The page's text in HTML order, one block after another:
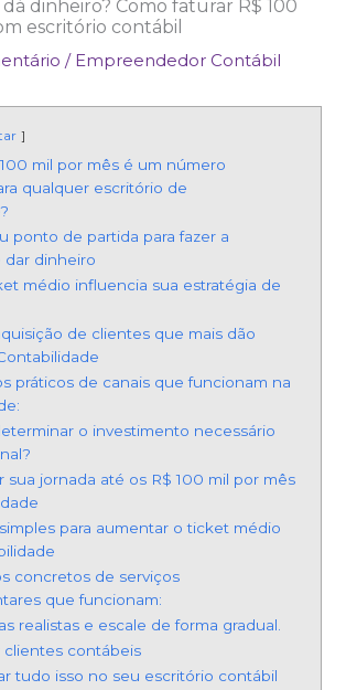
dinheiro? Como faturar R$ 100
escritório contábil
/ Empreendedor Contábil
mil por mês é um número
qualquer escritório de
ponto de partida para fazer a
dar dinheiro
médio influencia sua estratégia de
de clientes que mais dão
práticos de canais que funcionam na
o investimento necessário
sua jornada até os R$ 100 mil por mês
para aumentar o ticket médio
concretos de serviços
que funcionam:
realistas e escale de forma gradual.
clientes contábeis
tudo isso no seu escritório contábil